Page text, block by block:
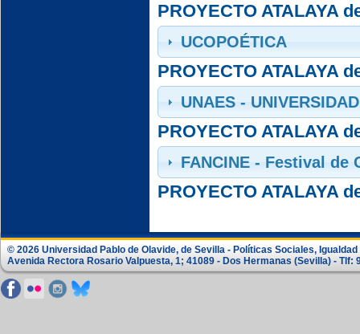
PROYECTO ATALAYA
UCOPOÉTICA
PROYECTO ATALAYA
UNAES -
PROYECTO ATALAYA
FANCINE - Festival de
PROYECTO ATALAYA
© 2026 Universidad Pablo de Olavide, de Sevilla - Políticas Sociales,
Avenida Rectora Rosario Valpuesta, 1; 41089 - Dos Hermanas (Sevilla) - Tlf: